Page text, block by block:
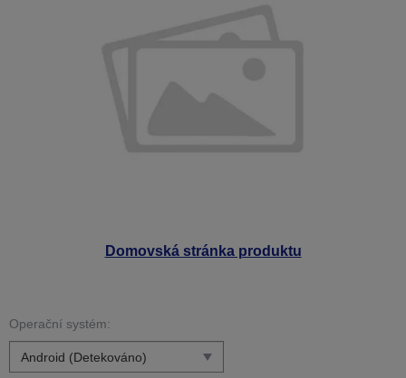
Domovská stránka produktu
Operační systém: